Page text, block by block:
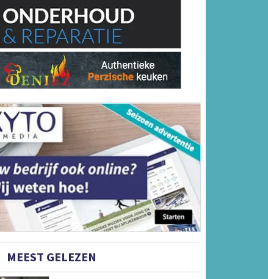
MEEST GELEZEN